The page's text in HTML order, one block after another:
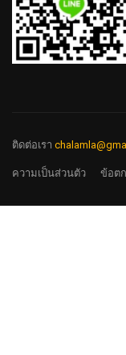
ติดต่อเรา
ความเป็นส่วนตัว ข้อต